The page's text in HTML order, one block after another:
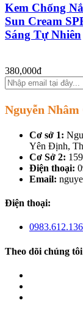
Kem Chống
Sun Cream
Sáng Tự Nhiên
380,000đ
Nguyễn Nhâm
Cơ sở 1:
Yên Định,
Cơ Sở 2:
Điện thoại:
Email:
Điện thoại:
0983.612.136
Theo dõi chúng tôi